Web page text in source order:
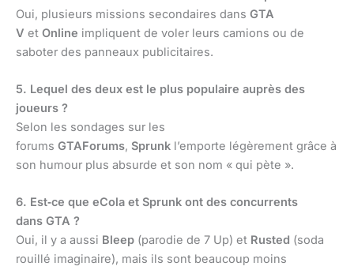
Oui, plusieurs missions secondaires dans GTA
V et Online impliquent de voler leurs camions ou de
saboter des panneaux publicitaires.
5. Lequel des deux est le plus populaire auprès des
joueurs ?
Selon les sondages sur les
forums GTAForums, Sprunk l’emporte légèrement grâce à
son humour plus absurde et son nom « qui pète ».
6. Est‑ce que eCola et Sprunk ont des concurrents
dans GTA ?
Oui, il y a aussi Bleep (parodie de 7 Up) et Rusted (soda
rouillé imaginaire), mais ils sont beaucoup moins